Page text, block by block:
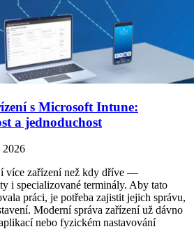
s Microsoft Intune:
a jednoduchost
2026
více zařízení než kdy dříve —
i specializované terminály. Aby tato
práci, je potřeba zajistit jejich správu,
Moderní správa zařízení už dávno
nebo fyzickém nastavování